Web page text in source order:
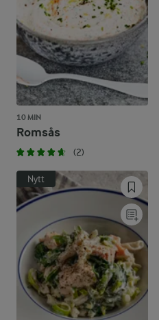
10 MIN
Romsås
(2)
Nytt